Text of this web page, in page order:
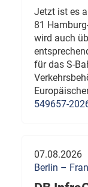
Jetzt ist es
81
wird auch
für das S-
549657-
07.08.2026
Berlin –